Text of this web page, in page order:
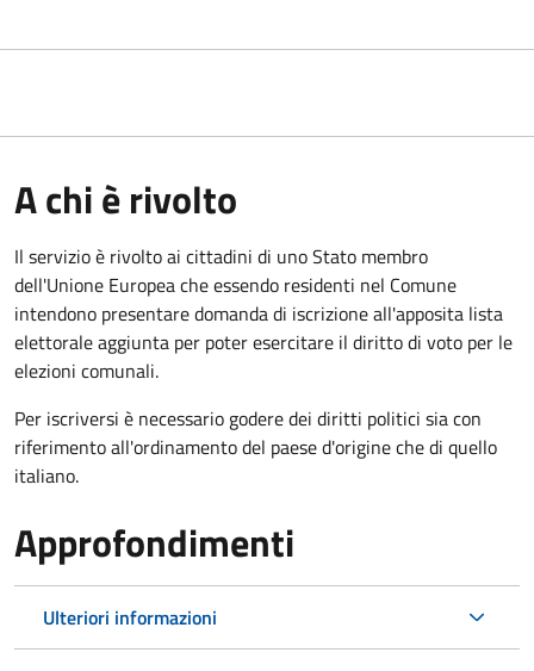
A chi è rivolto
Il servizio è rivolto ai cittadini di uno Stato membro
dell'Unione Europea che essendo residenti nel Comune
intendono presentare domanda di iscrizione all'apposita lista
elettorale aggiunta per poter esercitare il diritto di voto per le
elezioni comunali.
Per iscriversi è necessario godere dei diritti politici sia con
riferimento all'ordinamento del paese d'origine che di quello
italiano.
Approfondimenti
Ulteriori informazioni